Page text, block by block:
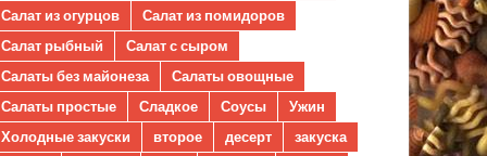
Салат из огурцов
Салат из помидоров
Салат рыбный
Салат с сыром
Салаты без майонеза
Салаты овощные
Салаты простые
Сладкое Соусы
Ужин
Холодные закуски
второе десерт
закуска